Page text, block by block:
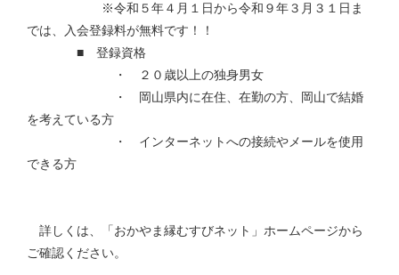
※令和５年４月１日から令和９年３月３１日ま
では、入会登録料が無料です！！
■ 登録資格
・ ２０歳以上の独身男女
・ 岡山県内に在住、在勤の方、岡山で結婚
を考えている方
・ インターネットへの接続やメールを使用
できる方
詳しくは、「おかやま縁むすびネット」ホームページから
ご確認ください。